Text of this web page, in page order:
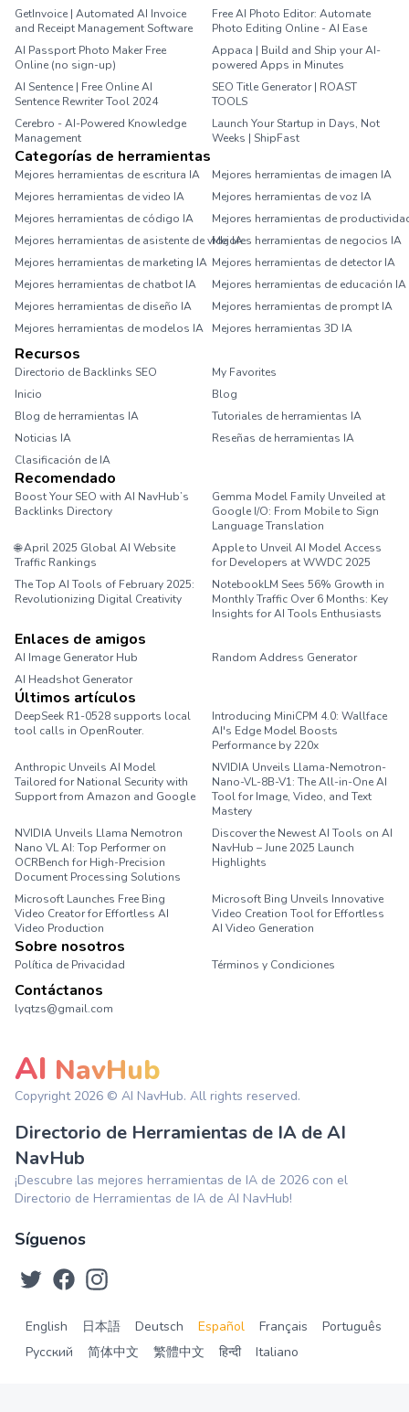
GetInvoice | Automated AI Invoice
and Receipt Management Software
Free AI Photo Editor: Automate
Photo Editing Online - AI Ease
AI Passport Photo Maker Free
Online (no sign-up)
Appaca | Build and Ship your AI-
powered Apps in Minutes
AI Sentence | Free Online AI
Sentence Rewriter Tool 2024
SEO Title Generator | ROAST
TOOLS
Cerebro - AI-Powered Knowledge
Management
Launch Your Startup in Days, Not
Weeks | ShipFast
Categorías de herramientas
Mejores herramientas de escritura IA
Mejores herramientas de imagen IA
Mejores herramientas de video IA
Mejores herramientas de voz IA
Mejores herramientas de código IA
Mejores herramientas de
Mejores herramientas de asistente de vida IAMejores herramientas de negocios IA
Mejores herramientas de marketing IA Mejores herramientas de detector IA
Mejores herramientas de chatbot IA
Mejores herramientas de educación IA
Mejores herramientas de diseño IA
Mejores herramientas de prompt IA
Mejores herramientas de modelos IA
Mejores herramientas 3D IA
Recursos
Directorio de Backlinks SEO
My Favorites
Inicio
Blog
Blog de herramientas IA
Tutoriales de herramientas IA
Noticias IA
Reseñas de herramientas IA
Clasificación de IA
Recomendado
Boost Your SEO with AI NavHub’s
Backlinks Directory
Gemma Model Family Unveiled at
Google I/O: From Mobile to Sign
Language Translation
🌐 April 2025 Global AI Website
Traffic Rankings
Apple to Unveil AI Model Access
for Developers at WWDC 2025
The Top AI Tools of February 2025:
Revolutionizing Digital Creativity
NotebookLM Sees 56% Growth in
Monthly Traffic Over 6 Months: Key
Insights for AI Tools Enthusiasts
Enlaces de amigos
AI Image Generator Hub
Random Address Generator
AI Headshot Generator
Últimos artículos
DeepSeek R1-0528 supports local
tool calls in OpenRouter.
Introducing MiniCPM 4.0: Wallface
AI's Edge Model Boosts
Performance by 220x
Anthropic Unveils AI Model
Tailored for National Security with
Support from Amazon and Google
NVIDIA Unveils Llama-Nemotron-
Nano-VL-8B-V1: The All-in-One AI
Tool for Image, Video, and Text
Mastery
NVIDIA Unveils Llama Nemotron
Nano VL AI: Top Performer on
OCRBench for High-Precision
Document Processing Solutions
Discover the Newest AI Tools on AI
NavHub – June 2025 Launch
Highlights
Microsoft Launches Free Bing
Video Creator for Effortless AI
Video Production
Microsoft Bing Unveils Innovative
Video Creation Tool for Effortless
AI Video Generation
Sobre nosotros
Política de Privacidad Términos y Condiciones
Contáctanos
lyqtzs@gmail.com
AI NavHub
Copyright 2026 © AI NavHub. All rights reserved.
Directorio de Herramientas de IA de AI
NavHub
¡Descubre las mejores herramientas de IA de 2026 con el
Directorio de Herramientas de IA de AI NavHub!
Síguenos
English 日本語 Deutsch Español Français
Português
Русский
简体中文 繁體中文 हिन्दी Italiano